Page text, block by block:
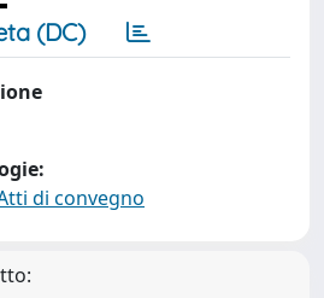
(DC)
di convegno